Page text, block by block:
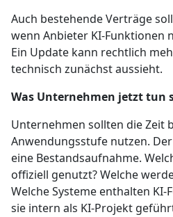
Auch bestehende Verträge
wenn Anbieter KI-Funktionen
Ein Update kann rechtlich
technisch zunächst aussieht.
Was Unternehmen jetzt tun
Unternehmen sollten die Zeit
Anwendungsstufe nutzen.
eine Bestandsaufnahme.
offiziell genutzt? Welche
Welche Systeme enthalten
sie intern als KI-Projekt